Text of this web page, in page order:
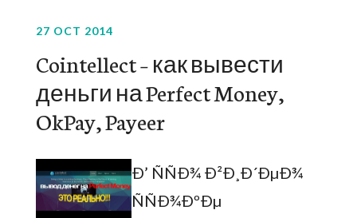
27 OCT 2014
Cointellect – как вывести
деньги на Perfect Money,
OkPay, Payeer
Ð’ ÑÑÐ¾ Ð²Ð¸Ð´ÐµÐ¾
ÑÑÐ¾ÐºÐµ